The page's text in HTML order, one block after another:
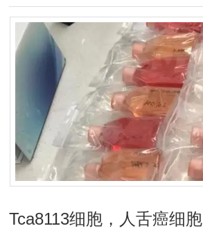
Tca8113细胞，人舌癌细胞